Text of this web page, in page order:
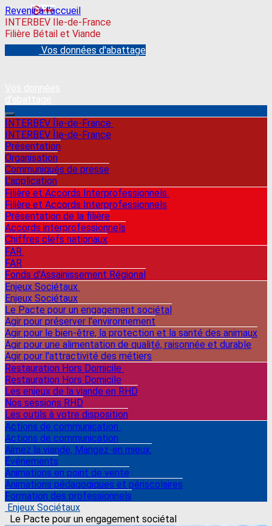
Revenir à l'accueil
INTERBEV Ile-de-France
Filière Bétail et Viande
Vos données d'abattage
INTERBEV Île-de-France
INTERBEV Île-de-France
Présentation
Organisation
Communiqués de presse
L'application
Filière et Accords Interprofessionnels
Filière et Accords Interprofessionnels
Présentation de la filière
Accords interprofessionnels
Chiffres clefs nationaux
FAR
FAR
Fonds d'Assainissement Régional
Enjeux Sociétaux
Enjeux Sociétaux
Le Pacte pour un engagement sociétal
Agir pour préserver l'environnement
Agir pour le bien-être, la protection et la santé des animaux
Agir pour une alimentation de qualité, raisonnée et durable
Agir pour l'attractivité des métiers
Restauration Hors Domicile
Restauration Hors Domicile
Les enjeux de la viande en RHD
Nos sessions RHD
Les outils à votre disposition
Actions de communication
Actions de communication
Aimez la viande, Mangez-en mieux.
Événements
Animations en point de vente
Animations pédagogiques et périscolaires
Formation des professionnels
Enjeux Sociétaux
Le Pacte pour un engagement sociétal